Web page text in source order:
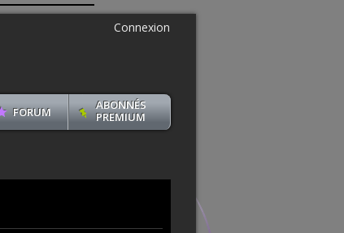
Connexion
FORUM
ABONNÉS
PREMIUM